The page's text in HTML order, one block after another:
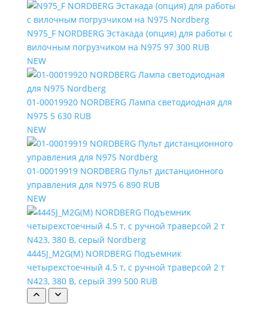
N975_F NORDBERG Эстакада (опция) для работы с
вилочным погрузчиком на N975 97 300 RUB
NEW
01-00019920 NORDBERG Лампа светодиодная для
N975 5 630 RUB
NEW
01-00019919 NORDBERG Пульт дистанционного
управления для N975 6 890 RUB
NEW
4445J_M2G(M) NORDBERG Подъемник
четырехстоечный 4.5 т, с ручной траверсой 2 т
N423, 380 В, серый 399 500 RUB